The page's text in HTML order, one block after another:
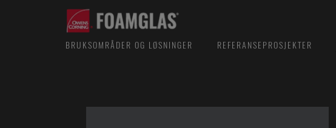
BRUKSOMRÅDER OG LØSNINGER REFERANSEPROSJEKTER